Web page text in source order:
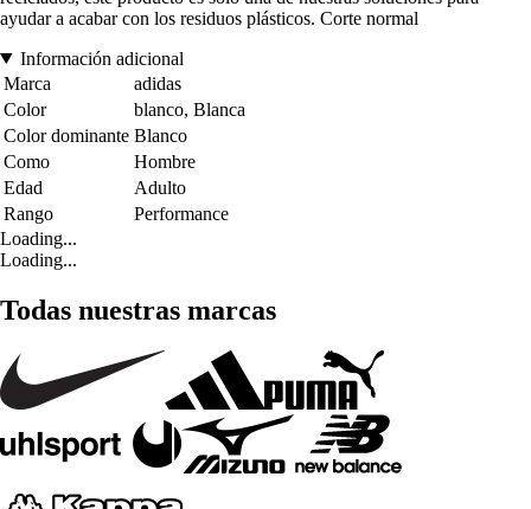
ayudar a acabar con los residuos plásticos. Corte normal
Información adicional
Marca
adidas
Color
blanco, Blanca
Color dominante Blanco
Como
Hombre
Edad
Adulto
Rango
Performance
Loading...
Loading...
Todas nuestras marcas